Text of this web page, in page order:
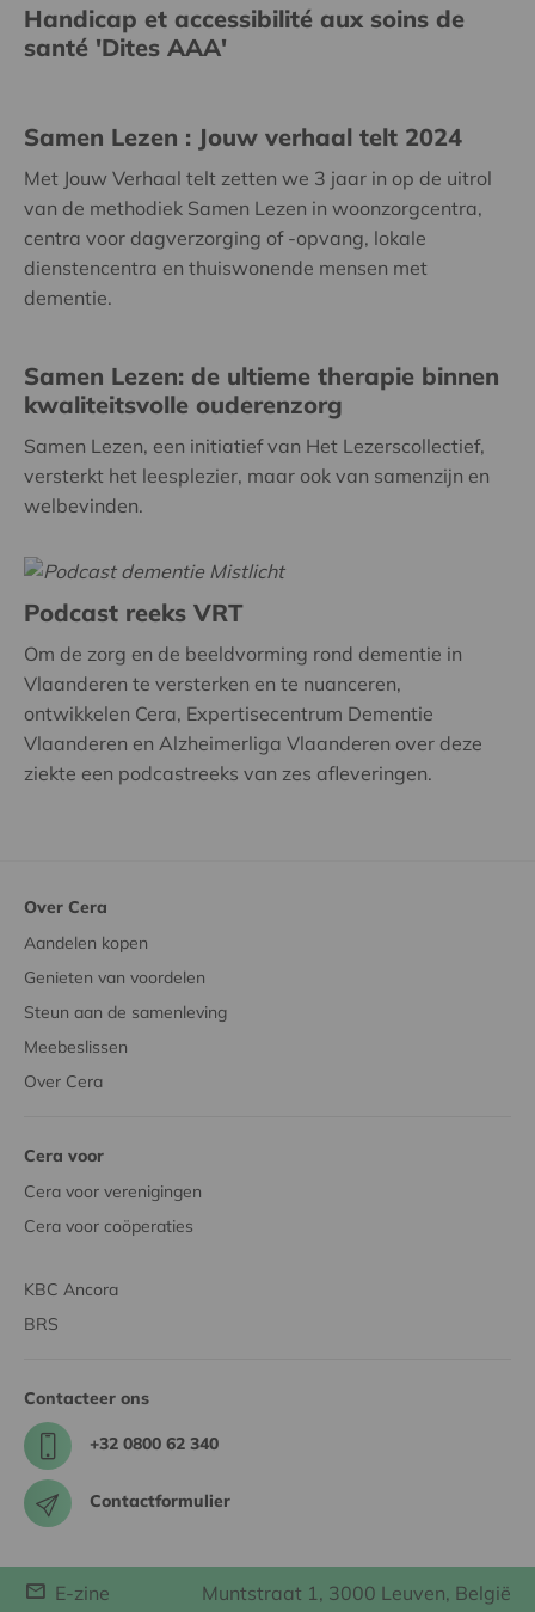
Handicap et accessibilité aux soins de
santé 'Dites AAA'
Samen Lezen : Jouw verhaal telt 2024
Met Jouw Verhaal telt zetten we 3 jaar in op de uitrol
van de methodiek Samen Lezen in woonzorgcentra,
centra voor dagverzorging of -opvang, lokale
dienstencentra en thuiswonende mensen met
dementie.
Samen Lezen: de ultieme therapie binnen
kwaliteitsvolle ouderenzorg
Samen Lezen, een initiatief van Het Lezerscollectief,
versterkt het leesplezier, maar ook van samenzijn en
welbevinden.
Podcast reeks VRT
Om de zorg en de beeldvorming rond dementie in
Vlaanderen te versterken en te nuanceren,
ontwikkelen Cera, Expertisecentrum Dementie
Vlaanderen en Alzheimerliga Vlaanderen over deze
ziekte een podcastreeks van zes afleveringen.
Over Cera
Aandelen kopen
Genieten van voordelen
Steun aan de samenleving
Meebeslissen
Over Cera
Cera voor
Cera voor verenigingen
Cera voor coöperaties
KBC Ancora
BRS
Contacteer ons
+32 0800 62 340
Contactformulier
E-zine Muntstraat 1, 3000 Leuven, België